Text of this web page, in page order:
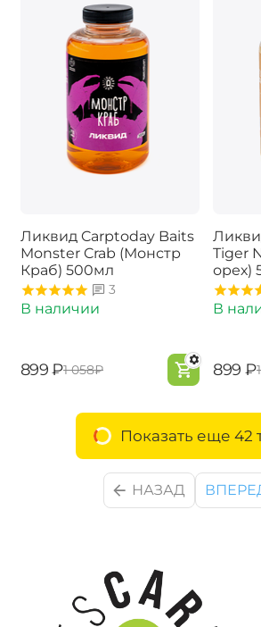
Ликвид Carptoday Baits
Monster Crab (Монстр
Краб) 500мл
3
В наличии
‍899‍ ₽‍1 058‍₽
Tiger
орех)
В
‍899‍ ₽
Показать еще 42
НАЗАД